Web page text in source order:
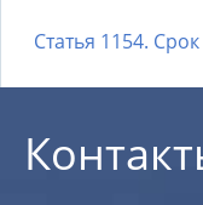
Статья 1154.